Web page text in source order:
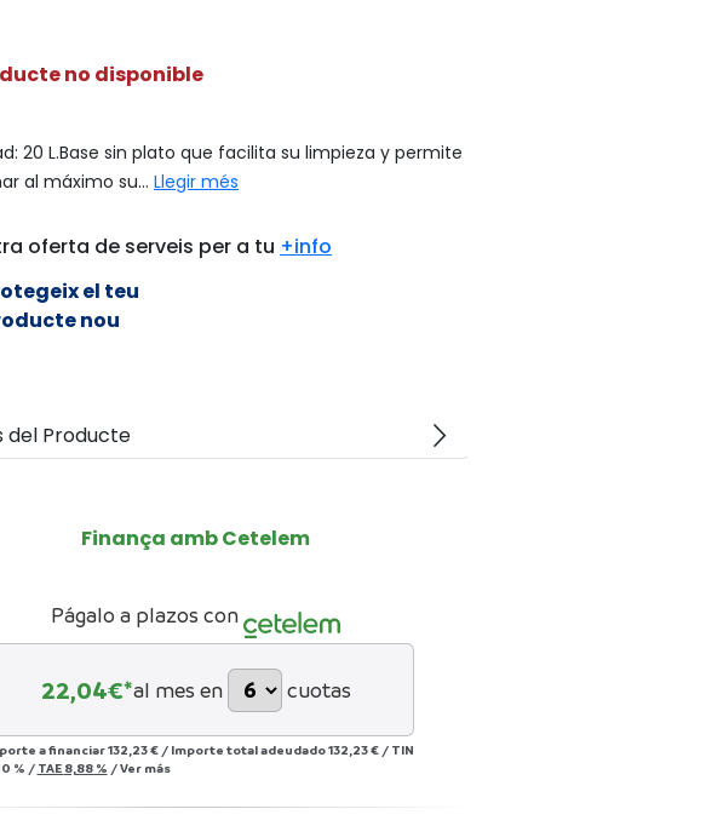
no disponible
20 L.Base sin plato que facilita su limpieza y permite
al máximo su... Llegir més
oferta de serveis per a tu +info
el teu
nou
del Producte arrow_forward_ios
Finança amb Cetelem
Págalo a plazos con
22,04€*al mes en cuotas
a financiar132,23 € / Importe total adeudado132,23 €/ TIN
% / TAE 8,88 % /Ver más